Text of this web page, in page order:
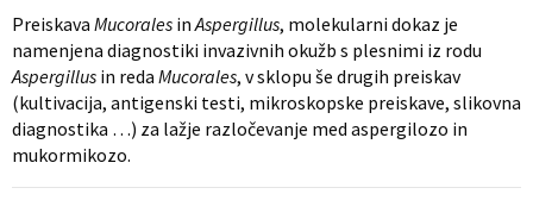
Preiskava Mucorales inAspergillus, molekularni dokaz je
namenjena diagnostiki invazivnih okužb s plesnimi iz rodu
Aspergillus in reda Mucorales, v sklopu še drugih preiskav
(kultivacija, antigenski testi, mikroskopske preiskave, slikovna
diagnostika …) za lažje razločevanje med aspergilozo in
mukormikozo.